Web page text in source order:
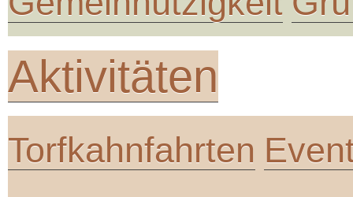
Aktivitäten
Torfkahnfahrten